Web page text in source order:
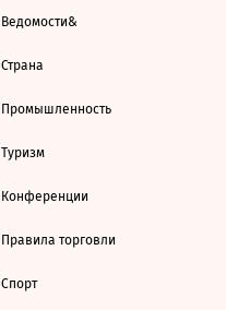
Ведомости&
Страна
Промышленность
Туризм
Конференции
Правила торговли
Спорт